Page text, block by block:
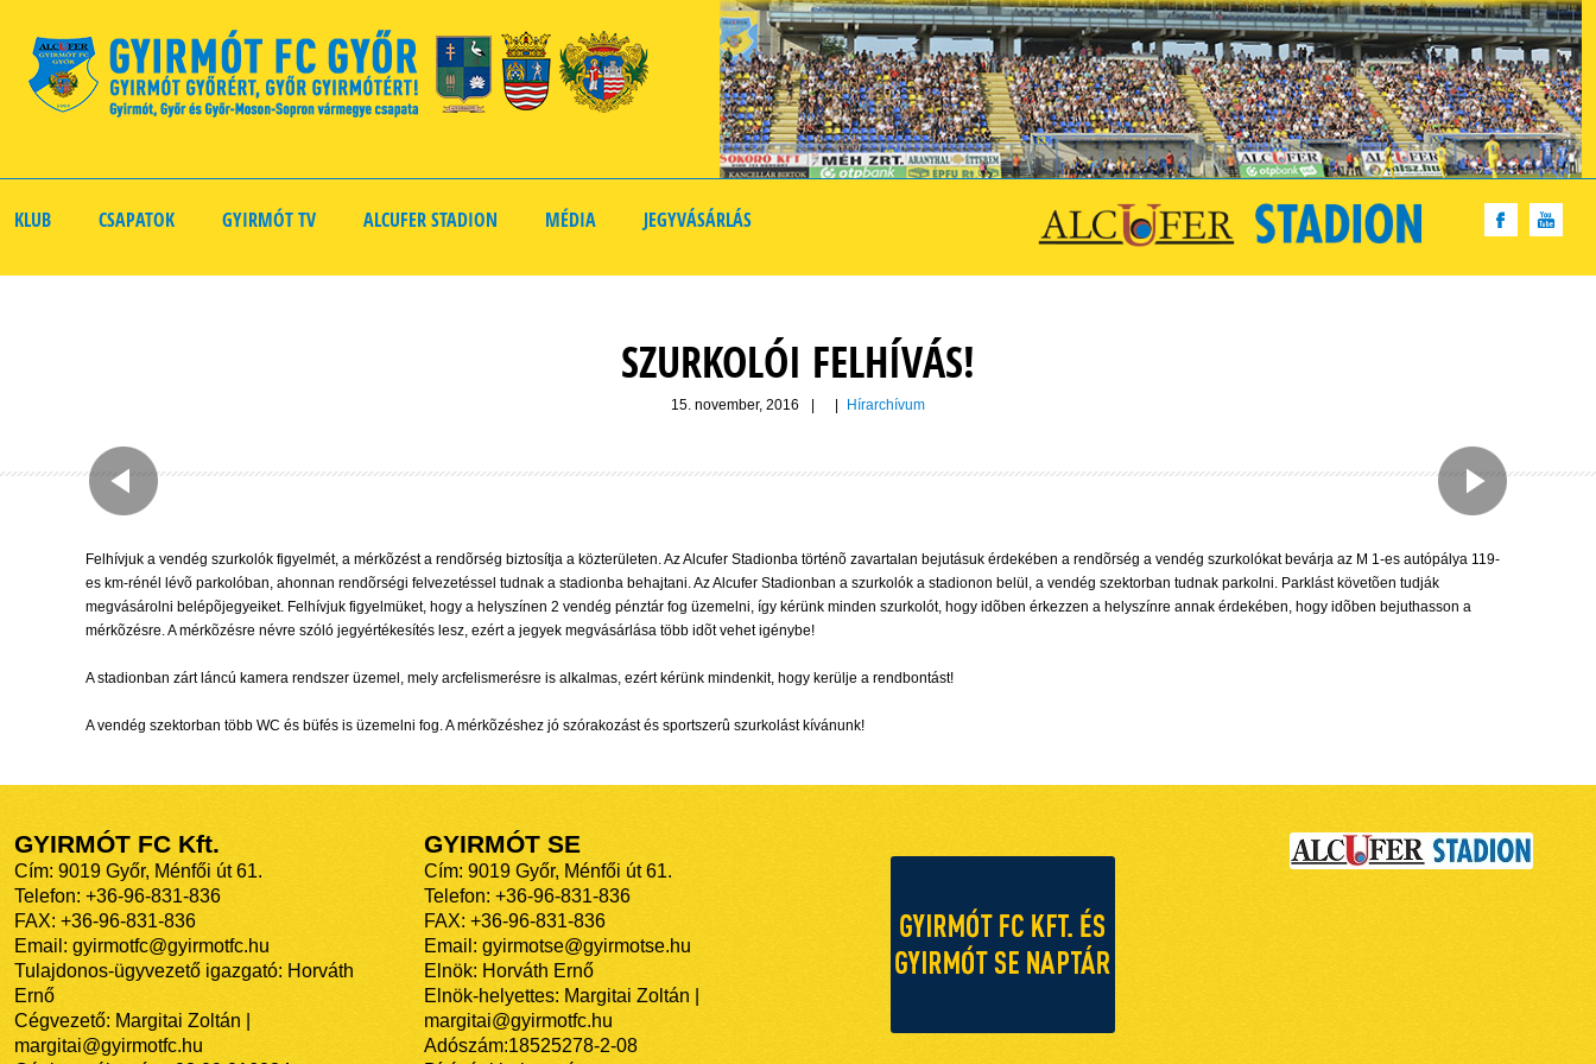
KLUB CSAPATOK GYIRMÓT TV ALCUFER STADION MÉDIA JEGYVÁSÁRLÁS
SZURKOLÓI FELHÍVÁS!
15. november, 2016 Hírarchívum
Felhívjuk a vendég szurkolók figyelmét, a mérkõzést a rendõrség biztosítja a közterületen. Az Alcufer Stadionba történõ zavartalan bejutásuk érdekében a rendõrség a vendég szurkolókat bevárja az M 1-es autópálya 119-
es km-rénél lévõ parkolóban, ahonnan rendõrségi felvezetéssel tudnak a stadionba behajtani. Az Alcufer Stadionban a szurkolók a stadionon belül, a vendég szektorban tudnak parkolni. Parklást követõen tudják
megvásárolni belépõjegyeiket. Felhívjuk figyelmüket, hogy a helyszínen 2 vendég pénztár fog üzemelni, így kérünk minden szurkolót, hogy idõben érkezzen a helyszínre annak érdekében, hogy idõben bejuthasson a
mérkõzésre. A mérkõzésre névre szóló jegyértékesítés lesz, ezért a jegyek megvásárlása több idõt vehet igénybe!
A stadionban zárt láncú kamera rendszer üzemel, mely arcfelismerésre is alkalmas, ezért kérünk mindenkit, hogy kerülje a rendbontást!
A vendég szektorban több WC és büfés is üzemelni fog. A mérkõzéshez jó szórakozást és sportszerû szurkolást kívánunk!
GYIRMÓT FC Kft.
Cím: 9019 Győr, Ménfői út 61.
Telefon: +36-96-831-836
FAX: +36-96-831-836
Email: gyirmotfc@gyirmotfc.hu
Tulajdonos-ügyvezető igazgató: Horváth
Ernő
Cégvezető: Margitai Zoltán |
margitai@gyirmotfc.hu
GYIRMÓT SE
Cím: 9019 Győr, Ménfői út 61.
Telefon: +36-96-831-836
FAX: +36-96-831-836
Email: gyirmotse@gyirmotse.hu
Elnök: Horváth Ernő
Elnök-helyettes: Margitai Zoltán |
margitai@gyirmotfc.hu
Adószám:18525278-2-08